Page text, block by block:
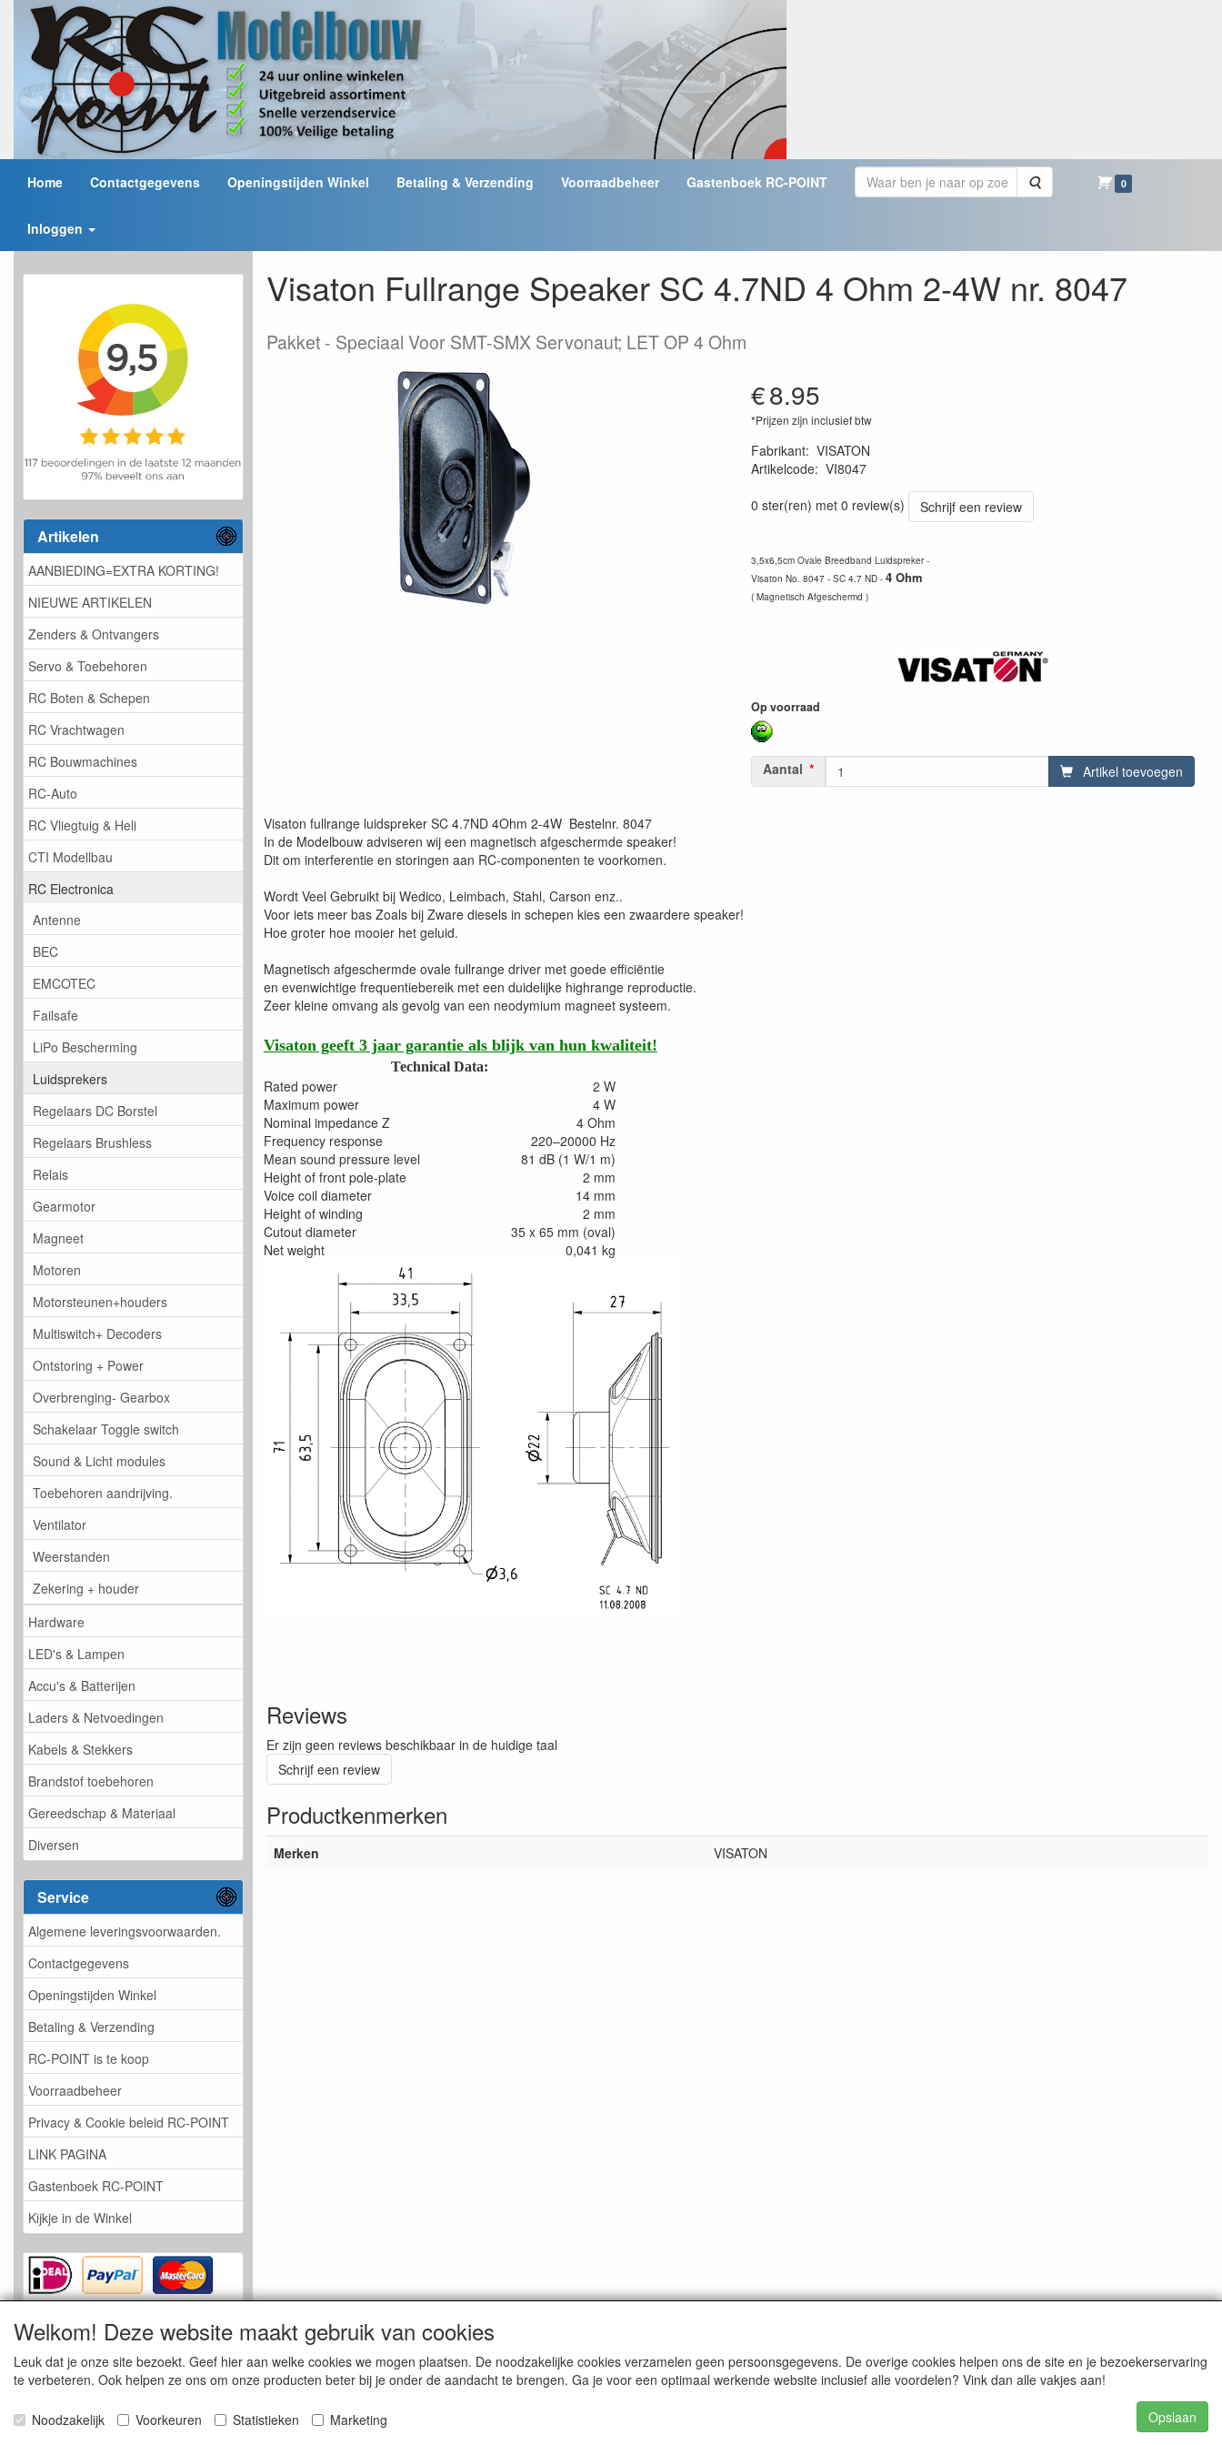
Home Contactgegevens Openingstijden Winkel Betaling & Verzending Voorraadbeheer Gastenboek RC-POINT Zoeken 0
Inloggen
Artikelen
AANBIEDING=EXTRA KORTING!
NIEUWE ARTIKELEN
Zenders & Ontvangers
Servo & Toebehoren
RC Boten & Schepen
RC Vrachtwagen
RC Bouwmachines
RC-Auto
RC Vliegtuig & Heli
CTI Modellbau
RC Electronica
Antenne
BEC
EMCOTEC
Failsafe
LiPo Bescherming
Luidsprekers
Regelaars DC Borstel
Regelaars Brushless
Relais
Gearmotor
Magneet
Motoren
Motorsteunen+houders
Multiswitch+ Decoders
Ontstoring + Power
Overbrenging- Gearbox
Schakelaar Toggle switch
Sound & Licht modules
Toebehoren aandrijving.
Ventilator
Weerstanden
Zekering + houder
Hardware
LED's & Lampen
Accu's & Batterijen
Laders & Netvoedingen
Kabels & Stekkers
Brandstof toebehoren
Gereedschap & Materiaal
Diversen
Service
Algemene leveringsvoorwaarden.
Contactgegevens
Openingstijden Winkel
Betaling & Verzending
RC-POINT is te koop
Voorraadbeheer
Privacy & Cookie beleid RC-POINT
LINK PAGINA
Gastenboek RC-POINT
Kijkje in de Winkel
Visaton Fullrange Speaker SC 4.7ND 4 Ohm 2-4W nr. 8047
Pakket Speciaal Voor SMT-SMX Servonaut; LET OP 4 Ohm
€8.95
*Prijzen zijn inclusief btw
Fabrikant: VISATON
Artikelcode: VI8047
0 ster(ren) met 0 review(s)
Schrijf een review
3,5x6,5cm Ovale Breedband Luidspreker -
Visaton No. 8047 - SC 4.7 ND - 4 Ohm
( Magnetisch Afgeschermd )
Op voorraad
Aantal Artikel toevoegen
Visaton fullrange luidspreker SC 4.7ND 4Ohm 2-4W Bestelnr. 8047
In de Modelbouw adviseren wij een magnetisch afgeschermde speaker!
Dit om interferentie en storingen aan RC-componenten te voorkomen.
Wordt Veel Gebruikt bij Wedico, Leimbach, Stahl, Carson enz..
Voor iets meer bas Zoals bij Zware diesels in schepen kies een zwaardere speaker!
Hoe groter hoe mooier het geluid.
Magnetisch afgeschermde ovale fullrange driver met goede efficiëntie
en evenwichtige frequentiebereik met een duidelijke highrange reproductie.
Zeer kleine omvang als gevolg van een neodymium magneet systeem.
Visaton geeft 3 jaar garantie als blijk van hun kwaliteit!
Technical Data:
Rated power
2 W
Maximum power
4 W
Nominal impedance Z
4 Ohm
Frequency response
220–20000 Hz
Mean sound pressure level
81 dB (1 W/1 m)
Height of front pole-plate
2 mm
Voice coil diameter
14 mm
Height of winding
2 mm
Cutout diameter
35 x 65 mm (oval)
Net weight
0,041 kg
Reviews
Er zijn geen reviews beschikbaar in de huidige taal
Schrijf een review
Productkenmerken
Merken VISATON
Welkom! Deze website maakt gebruik van cookies
Leuk dat je onze site bezoekt. Geef hier aan welke cookies we mogen plaatsen. De noodzakelijke cookies verzamelen geen persoonsgegevens. De overige cookies helpen ons de site en je bezoekerservaring
te verbeteren. Ook helpen ze ons om onze producten beter bij je onder de aandacht te brengen. Ga je voor een optimaal werkende website inclusief alle voordelen? Vink dan alle vakjes aan!
Noodzakelijk Voorkeuren Statistieken Marketing Opslaan